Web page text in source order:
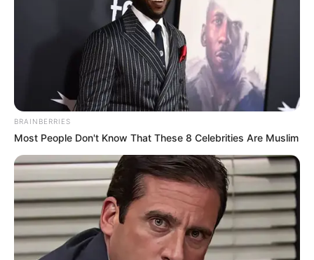
Produzido por Crônicas de Um ACS
www.jasb.com.br.
Receba notícias direto no celular entrando nos nossos grupos.
BRAINBERRIES
Most People Don't Know That These 8 Celebrities Are Muslim